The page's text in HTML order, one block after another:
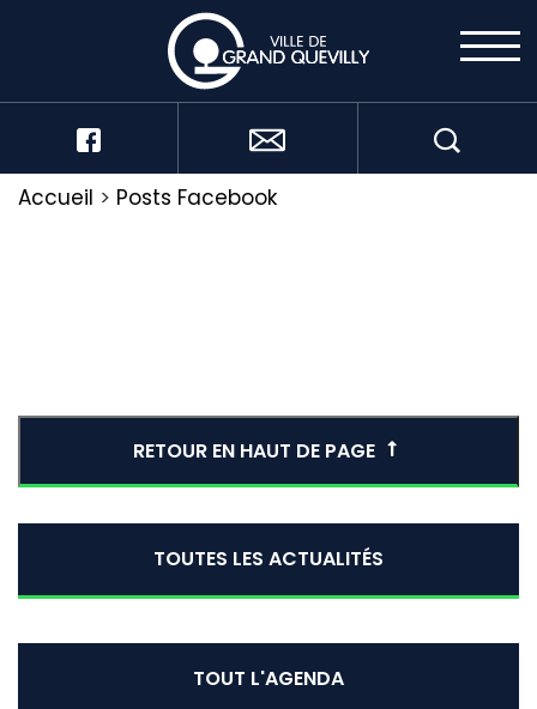
Accueil > Posts Facebook
RETOUR EN HAUT DE PAGE
TOUTES LES ACTUALITÉS
TOUT L'AGENDA